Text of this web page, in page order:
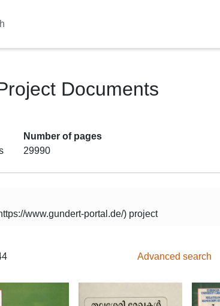
Documents
Number of pages
29990
www.gundert-portal.de/) project
Advanced search